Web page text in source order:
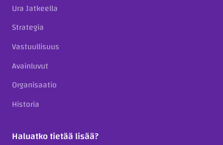
Ura Jatkeella
Strategia
Vastuullisuus
Avainluvut
Organisaatio
Historia
Haluatko tietää lisää?